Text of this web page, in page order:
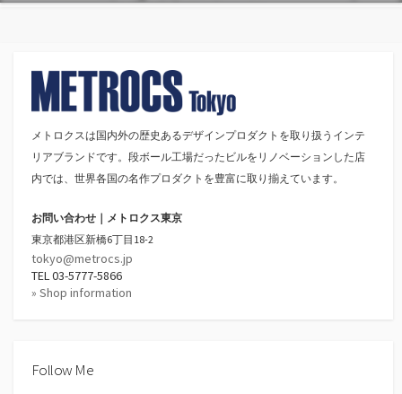
メトロクスは国内外の歴史あるデザインプロダクトを取り扱うインテ
リアブランドです。段ボール工場だったビルをリノベーションした店
内では、世界各国の名作プロダクトを豊富に取り揃えています。
お問い合わせ｜メトロクス東京
東京都港区新橋6丁目18-2
tokyo@metrocs.jp
TEL 03-5777-5866
» Shop information
Follow Me